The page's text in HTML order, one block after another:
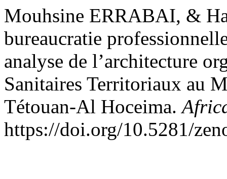
Mouhsine ERRABAI, &
bureaucratie
analyse de l’architecture
Sanitaires Territoriaux au
Tétouan-Al Hoceima.
https://doi.org/10.5281/